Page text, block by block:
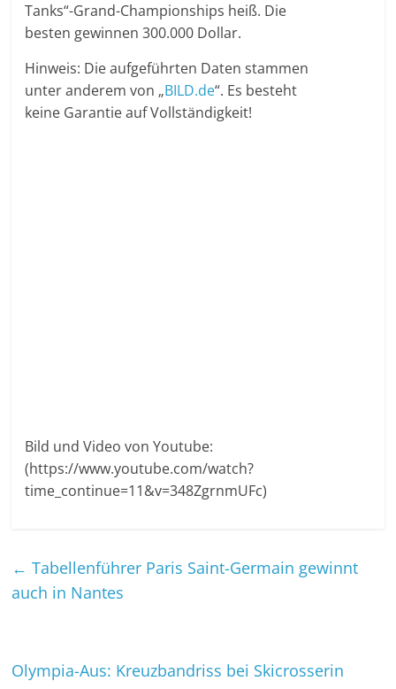
Tanks“-Grand-Championships heiß. Die
besten gewinnen 300.000 Dollar.
Hinweis: Die aufgeführten Daten stammen
unter anderem von „BILD.de“. Es besteht
keine Garantie auf Vollständigkeit!
Bild und Video von Youtube:
(https://www.youtube.com/watch?
time_continue=11&v=348ZgrnmUFc)
← Tabellenführer Paris Saint-Germain gewinnt
auch in Nantes
Olympia-Aus: Kreuzbandriss bei Skicrosserin